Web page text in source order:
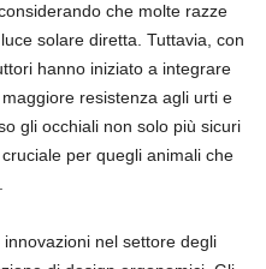
che molte razze
solare diretta. Tuttavia, con
hanno iniziato a integrare
resistenza agli urti e
gli occhiali non solo più sicuri
per quegli animali che
nel settore degli